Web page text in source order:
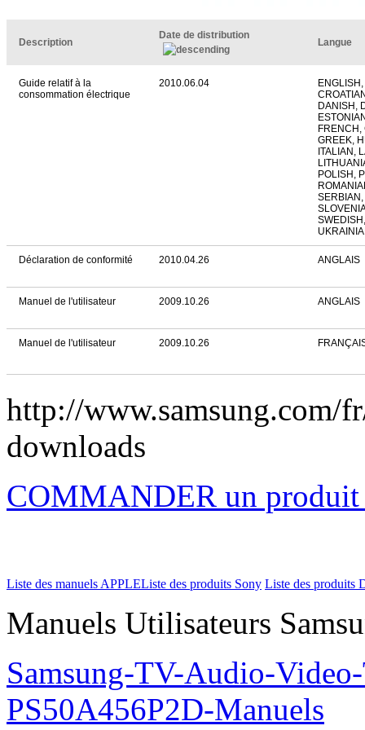
Description
Date de distribution
Langue
Guide relatif à la
consommation électrique
2010.06.04
DANISH,
FRENCH,
GREEK,
ITALIAN,
POLISH,
Déclaration de conformité 2010.04.26 ANGLAIS
Manuel de l'utilisateur 2009.10.26 ANGLAIS
Manuel de l'utilisateur 2009.10.26
http://
downloads
COMMANDER un
Liste des manuels APPLEListe des produits Sony Liste des produits
Manuels Utilisateurs
Samsung-TV-Audio-
PS50A456P2D-Manuels